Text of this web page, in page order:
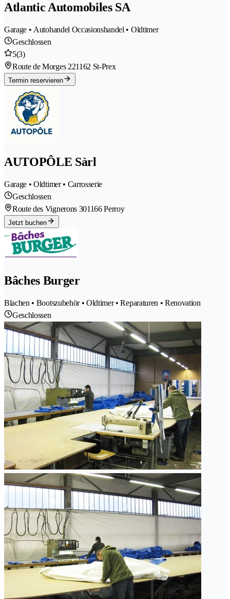
Atlantic Automobiles SA
Garage • Autohandel Occasionshandel • Oldtimer
Geschlossen
5(3)
Route de Morges 221162 St-Prex
Termin reservieren
AUTOPÔLE Sàrl
Garage • Oldtimer • Carrosserie
Geschlossen
Route des Vignerons 301166 Perroy
Jetzt buchen
Bâches Burger
Blachen • Bootszubehör • Oldtimer • Reparaturen • Renovation
Geschlossen